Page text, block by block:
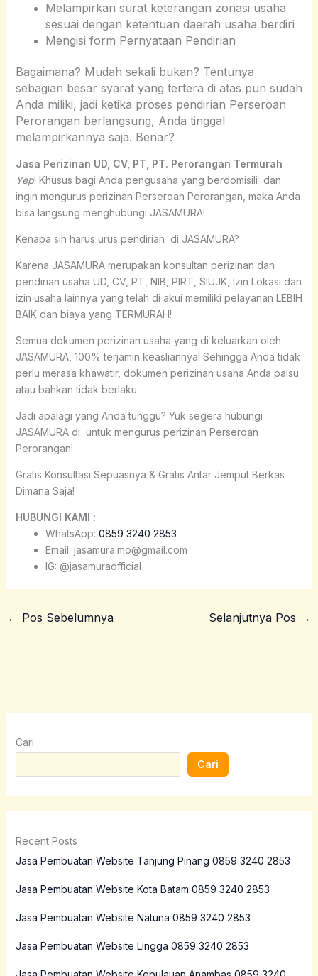
Melampirkan surat keterangan zonasi usaha
sesuai dengan ketentuan daerah usaha berdiri
Mengisi form Pernyataan Pendirian
Bagaimana? Mudah sekali bukan? Tentunya
sebagian besar syarat yang tertera di atas pun sudah
Anda miliki, jadi ketika proses pendirian Perseroan
Perorangan berlangsung, Anda tinggal
melampirkannya saja. Benar?
Jasa Perizinan UD, CV, PT, PT. Perorangan Termurah
Yep! Khusus bagi Anda pengusaha yang berdomisili dan
ingin mengurus perizinan Perseroan Perorangan, maka Anda
bisa langsung menghubungi JASAMURA!
Kenapa sih harus urus pendirian di JASAMURA?
Karena JASAMURA merupakan konsultan perizinan dan
pendirian usaha UD, CV, PT, NIB, PIRT, SIUJK, Izin Lokasi dan
izin usaha lainnya yang telah di akui memiliki pelayanan LEBIH
BAIK dan biaya yang TERMURAH!
Semua dokumen perizinan usaha yang di keluarkan oleh
JASAMURA, 100% terjamin keasliannya! Sehingga Anda tidak
perlu merasa khawatir, dokumen perizinan usaha Anda palsu
atau bahkan tidak berlaku.
Jadi apalagi yang Anda tunggu? Yuk segera hubungi
JASAMURA di untuk mengurus perizinan Perseroan
Perorangan!
Gratis Konsultasi Sepuasnya & Gratis Antar Jemput Berkas
Dimana Saja!
HUBUNGI KAMI :
WhatsApp: 0859 3240 2853
Email: jasamura.mo@gmail.com
IG: @jasamuraofficial
← Pos Sebelumnya Selanjutnya Pos →
Cari
Cari
Recent Posts
Jasa Pembuatan Website Tanjung Pinang 0859 3240 2853
Jasa Pembuatan Website Kota Batam 0859 3240 2853
Jasa Pembuatan Website Natuna 0859 3240 2853
Jasa Pembuatan Website Lingga 0859 3240 2853